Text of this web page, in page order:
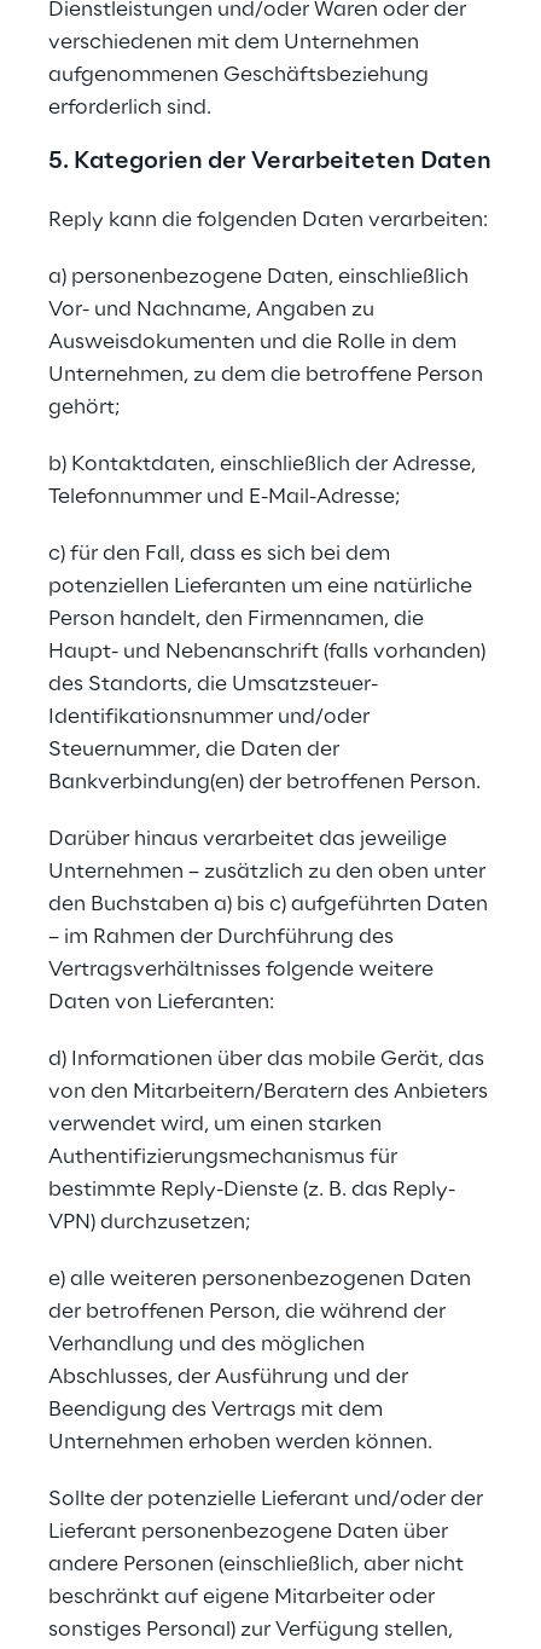
Dienstleistungen und/oder Waren oder der
verschiedenen mit dem Unternehmen
aufgenommenen Geschäftsbeziehung
erforderlich sind.
5. Kategorien der Verarbeiteten Daten
Reply kann die folgenden Daten verarbeiten:
a) personenbezogene Daten, einschließlich
Vor- und Nachname, Angaben zu
Ausweisdokumenten und die Rolle in dem
Unternehmen, zu dem die betroffene Person
gehört;
b) Kontaktdaten, einschließlich der Adresse,
Telefonnummer und E-Mail-Adresse;
c) für den Fall, dass es sich bei dem
potenziellen Lieferanten um eine natürliche
Person handelt, den Firmennamen, die
Haupt- und Nebenanschrift (falls vorhanden)
des Standorts, die Umsatzsteuer-
Identifikationsnummer und/oder
Steuernummer, die Daten der
Bankverbindung(en) der betroffenen Person.
Darüber hinaus verarbeitet das jeweilige
Unternehmen – zusätzlich zu den oben unter
den Buchstaben a) bis c) aufgeführten Daten
– im Rahmen der Durchführung des
Vertragsverhältnisses folgende weitere
Daten von Lieferanten:
d) Informationen über das mobile Gerät, das
von den Mitarbeitern/Beratern des Anbieters
verwendet wird, um einen starken
Authentifizierungsmechanismus für
bestimmte Reply-Dienste (z. B. das Reply-
VPN) durchzusetzen;
e) alle weiteren personenbezogenen Daten
der betroffenen Person, die während der
Verhandlung und des möglichen
Abschlusses, der Ausführung und der
Beendigung des Vertrags mit dem
Unternehmen erhoben werden können.
Sollte der potenzielle Lieferant und/oder der
Lieferant personenbezogene Daten über
andere Personen (einschließlich, aber nicht
beschränkt auf eigene Mitarbeiter oder
sonstiges Personal) zur Verfügung stellen,